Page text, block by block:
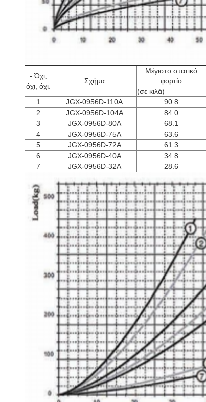
- Όχι,
όχι, όχι.
Σχήμα
Μέγιστο στατικό
φορτίο
(σε κιλά)
1
JGX-0956D-110A 90.8
2
JGX-0956D-104Α 84.0
3
JGX-0956D-80A 68.1
4
JGX-0956D-75A 63.6
5
JGX-0956D-72Α 61.3
6
JGX-0956D-40A 34.8
7
JGX-0956D-32Α 28.6